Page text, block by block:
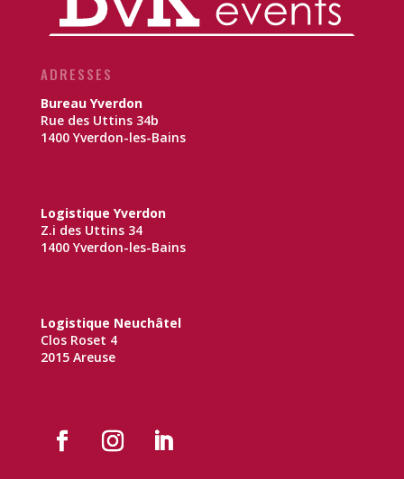
ADRESSES
Bureau Yverdon
Rue des Uttins 34b
1400 Yverdon-les-Bains
Logistique Yverdon
Z.i des Uttins 34
1400 Yverdon-les-Bains
Logistique Neuchâtel
Clos Roset 4
2015 Areuse